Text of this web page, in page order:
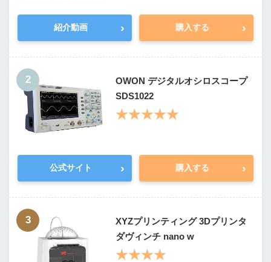
紹介動画 › 購入する ›
2
OWON デジタルオシロスコープ
SDS1022
★★★★★
公式サイト › 購入する ›
3
XYZプリンティング 3Dプリンタ
ダヴィンチ nano w
★★★★